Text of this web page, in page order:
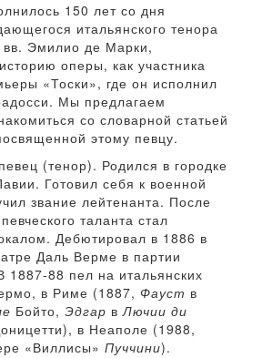
150 лет со дня
итальянского тенора
Эмилио де Марки,
оперы, как участника
«Тоски», где он исполнил
Мы предлагаем
со словарной статьей
этому певцу.
(тенор). Родился в городке
Готовил себя к военной
звание лейтенанта. После
таланта стал
Дебютировал в 1886 в
Даль Верме в партии
1887-88 пел на итальянских
в Риме (1887, Фауст в
Бойто, Эдгар вЛючии ди
в Неаполе (1988,
«Виллисы» Пуччини).